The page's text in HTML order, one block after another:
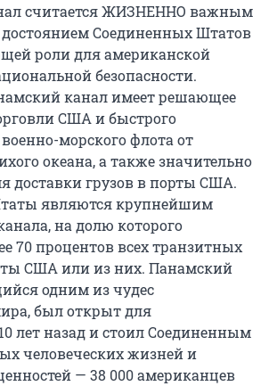
считается ЖИЗНЕННО важным
Соединенных Штатов
роли для американской
безопасности.
канал имеет решающее
США и быстрого
морского флота от
океана, а также значительно
доставки грузов в порты США.
являются крупнейшим
на долю которого
70 процентов всех транзитных
США или из них. Панамский
одним из чудес
был открыт для
лет назад и стоил Соединенным
человеческих жизней и
— 38 000 американцев